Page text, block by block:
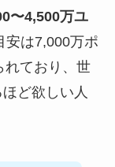
〜4,500万ユ
安は7,000万ポ
れており、世
ど欲しい人